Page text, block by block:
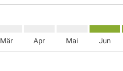
Mär Apr Mai Jun